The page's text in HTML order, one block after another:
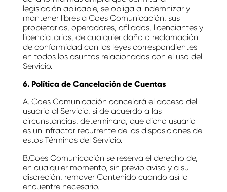
legislación aplicable, se obliga a indemnizar y
mantener libres a Coes Comunicación, sus
propietarios, operadores, afiliados, licenciantes y
licenciatarios, de cualquier daño o reclamación
de conformidad con las leyes correspondientes
en todos los asuntos relacionados con el uso del
Servicio.
6. Política de Cancelación de Cuentas
A. Coes Comunicación cancelará el acceso del
usuario al Servicio, si de acuerdo a las
circunstancias, determinara, que dicho usuario
es un infractor recurrente de las disposiciones de
estos Términos del Servicio.
B.Coes Comunicación se reserva el derecho de,
en cualquier momento, sin previo aviso y a su
discreción, remover Contenido cuando así lo
encuentre necesario.